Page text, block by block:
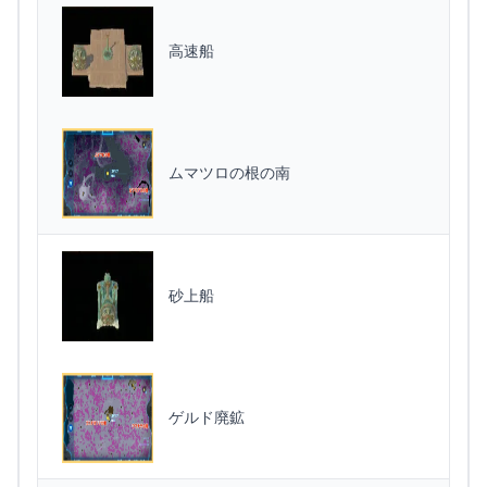
高速船
ムマツロの根の南
砂上船
ゲルド廃鉱